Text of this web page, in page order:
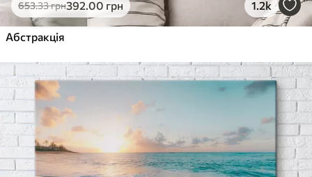
653.33грн392.00 грн 1.2k
Абстракція